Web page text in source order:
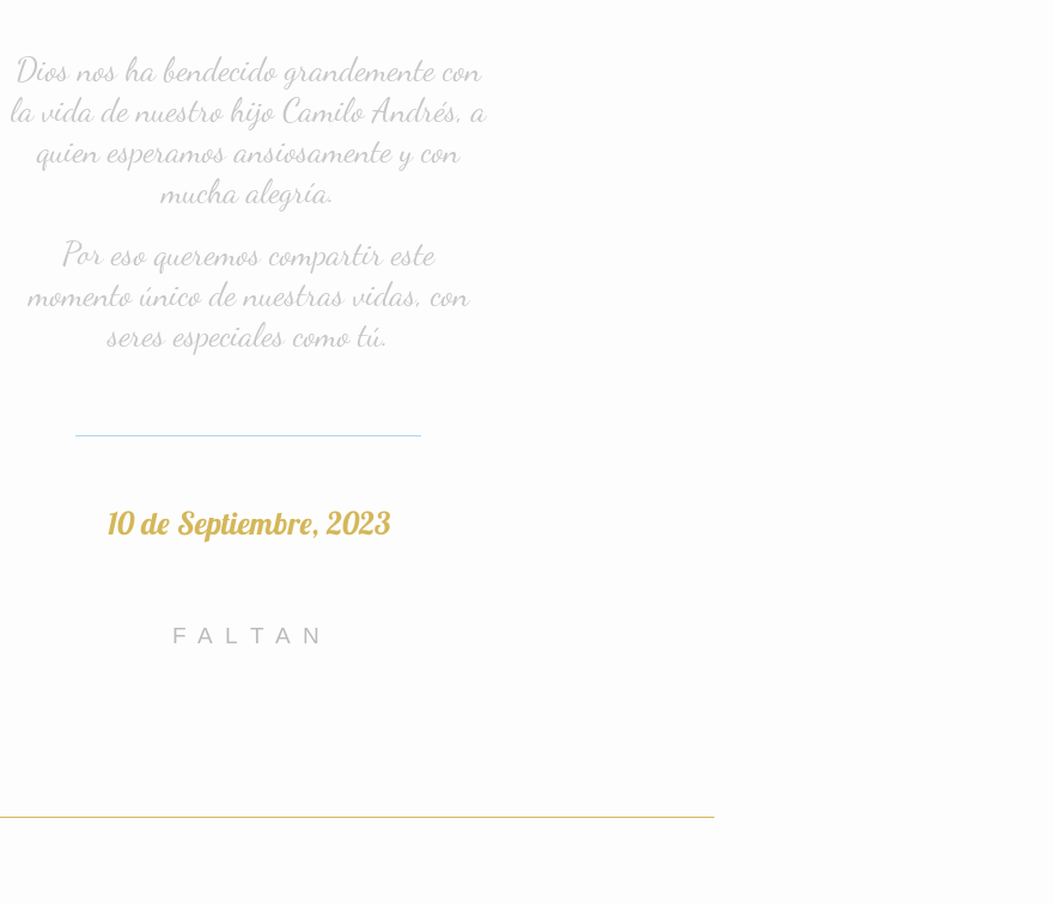
Dios nos ha bendecido grandemente con
la vida de nuestro hijo Camilo Andrés, a
quien esperamos ansiosamente y con
mucha alegría.
Por eso queremos compartir este
momento único de nuestras vidas, con
seres especiales como tú.
10 de Septiembre, 2023
F A L T A N